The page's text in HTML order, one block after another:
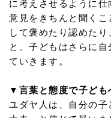
に考えさせるように
意見をきちんと聞く
して褒めたり認めた
と、子どもはさらに
ていきます。
▼言葉と態度で子ども
ユダヤ人は、自分の